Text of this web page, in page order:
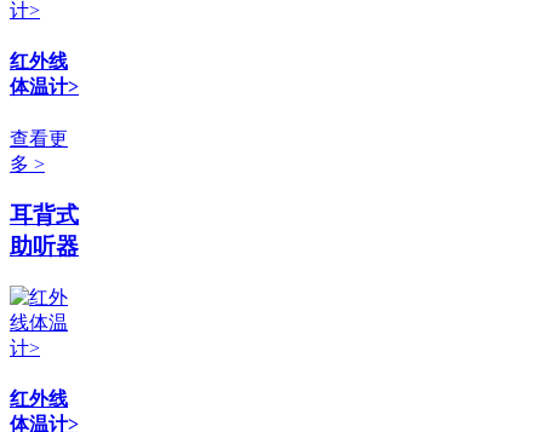
红外线
体温计>
查看更
多 >
耳背式
助听器
红外线
体温计>